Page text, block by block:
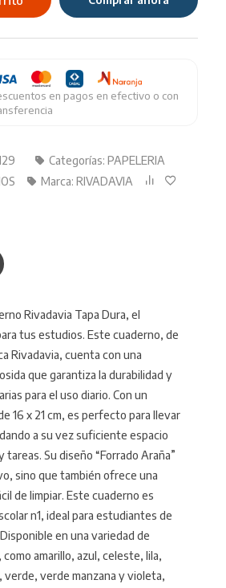
Categorías: PAPELERIA
Marca: RIVADAVIA
en pagos en efectivo o con
Rivadavia Tapa Dura, el
tus estudios. Este cuaderno, de
Rivadavia, cuenta con una
que garantiza la durabilidad y
para el uso diario. Con un
16 x 21 cm, es perfecto para llevar
a su vez suficiente espacio
Su diseño “Forrado Araña”
sino que también ofrece una
de limpiar. Este cuaderno es
n1, ideal para estudiantes de
en una variedad de
amarillo, azul, celeste, lila,
verde, verde manzana y violeta,